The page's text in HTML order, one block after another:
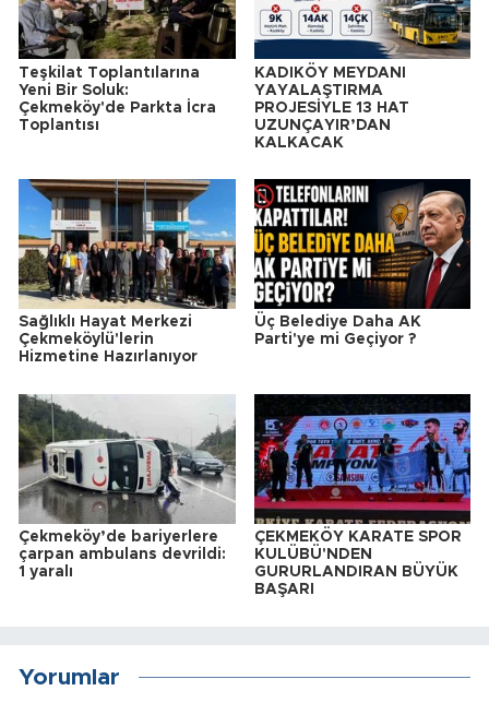
Teşkilat Toplantılarına
Yeni Bir Soluk:
Çekmeköy'de Parkta İcra
Toplantısı
KADIKÖY MEYDANI
YAYALAŞTIRMA
PROJESİYLE 13 HAT
UZUNÇAYIR’DAN
KALKACAK
Sağlıklı Hayat Merkezi
Çekmeköylü'lerin
Hizmetine Hazırlanıyor
Üç Belediye Daha AK
Parti'ye mi Geçiyor ?
Çekmeköy’de bariyerlere
çarpan ambulans devrildi:
1 yaralı
ÇEKMEKÖY KARATE SPOR
KULÜBÜ'NDEN
GURURLANDIRAN BÜYÜK
BAŞARI
Yorumlar